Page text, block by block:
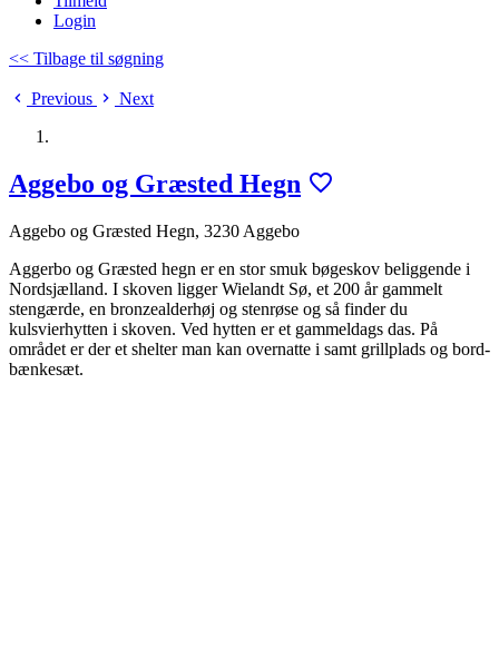
Login
<< Tilbage til søgning
Previous Next
Aggebo og Græsted Hegn
Aggebo og Græsted Hegn, 3230 Aggebo
Aggerbo og Græsted hegn er en stor smuk bøgeskov beliggende i
Nordsjælland. I skoven ligger Wielandt Sø, et 200 år gammelt
stengærde, en bronzealderhøj og stenrøse og så finder du
kulsvierhytten i skoven. Ved hytten er et gammeldags das. På
området er der et shelter man kan overnatte i samt grillplads og bord-
bænkesæt.